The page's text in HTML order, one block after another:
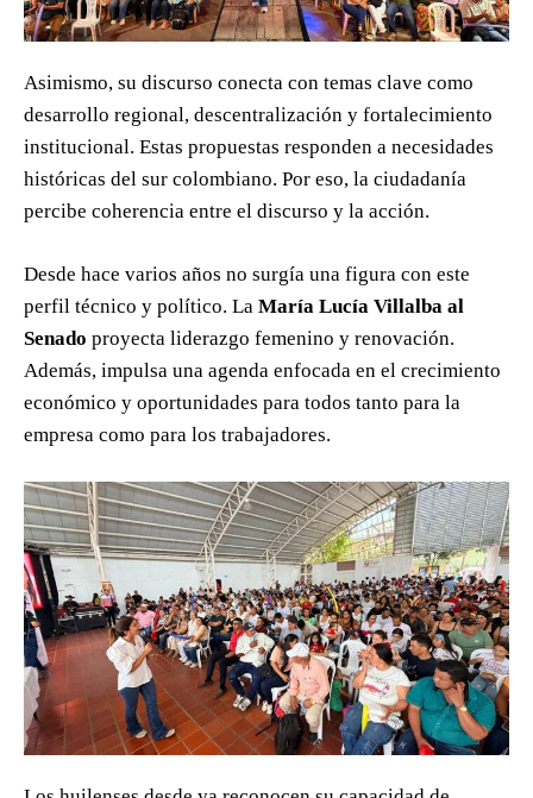
Asimismo, su discurso conecta con temas clave como
desarrollo regional, descentralización y fortalecimiento
institucional. Estas propuestas responden a necesidades
históricas del sur colombiano. Por eso, la ciudadanía
percibe coherencia entre el discurso y la acción.
Desde hace varios años no surgía una figura con este
perfil técnico y político. La María Lucía Villalba al
Senado proyecta liderazgo femenino y renovación.
Además, impulsa una agenda enfocada en el crecimiento
económico y oportunidades para todos tanto para la
empresa como para los trabajadores.